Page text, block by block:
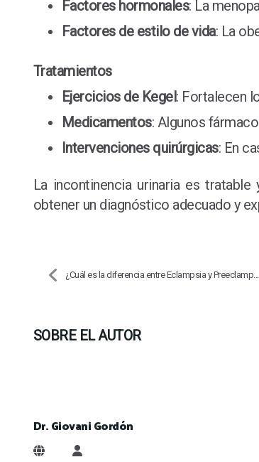
Factores hormonales: La
Factores de estilo de vida: La
Tratamientos
Ejercicios de Kegel: Fortalecen
Medicamentos: Algunos
Intervenciones quirúrgicas: En
La incontinencia urinaria es
obtener un diagnóstico adecuado y
¿Cuál es la diferencia entre Eclampsia y Preeclamp...
SOBRE EL AUTOR
Dr. Giovani Gordón
Dr. Giovani Gordón